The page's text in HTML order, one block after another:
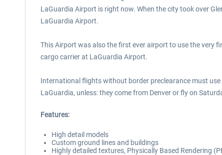
LaGuardia Airport is right now. When the city took over
LaGuardia Airport.
This Airport was also the first ever airport to use the very
cargo carrier at LaGuardia Airport.
International flights without border preclearance must
LaGuardia, unless: they come from Denver or fly on
Features:
High detail models
Custom ground lines and buildings
Highly detailed textures, Physically Based Rendering